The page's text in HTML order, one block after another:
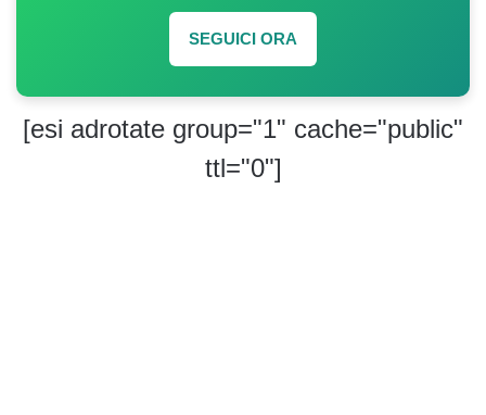
SEGUICI ORA
[esi adrotate group="1" cache="public"
ttl="0"]